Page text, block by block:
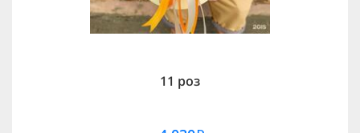
11 роз